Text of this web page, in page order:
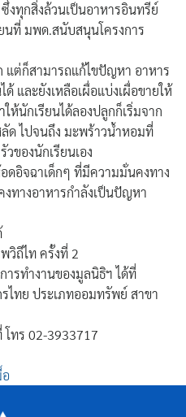
งทุกสิ่งล้วนเป็นอาหารอินทรีย์
นที่ มพด.สนับสนุนโครงการ
ต่ก็สามารถแก้ไขปัญหา อาหาร
ด้ และยังเหลือเผื่อแบ่งเผื่อขายให้
ห้นักเรียนได้ลองปลูกก็เริ่มจาก
ด ไปจนถึง มะพร้าวน้ำหอมที่
ของนักเรียนเอง
ดอิจฉาเด็กๆ ที่มีความมั่นคงทาง
ทางอาหารกำลังเป็นปัญหา
วิถีไท ครั้งที่ 2
รทำงานของมูลนิธิฯ ได้ที่
ไทย ประเภทออมทรัพย์ สาขา
ทร 02-3933717